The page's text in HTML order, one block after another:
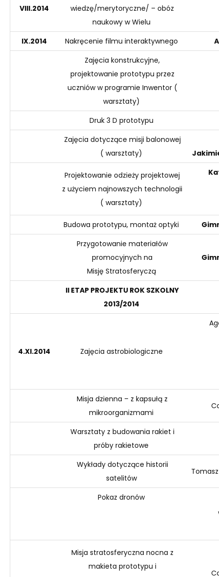
VIII.2014
wiedzę/merytoryczne/ – obóz
naukowy w Wielu
IX.2014 Nakręcenie filmu interaktywnego
Zajęcia konstrukcyjne,
projektowanie prototypu przez
uczniów w programie Inwentor(
warsztaty)
Druk 3 D prototypu
Zajęcia dotyczące misji balonowej
( warsztaty)
Projektowanie odzieży projektowej
z użyciem najnowszych technologii
( warsztaty)
Budowa prototypu, montaż optyki
Przygotowanie materiałów
promocyjnych na
Misję Stratosferyczą
II ETAP PROJEKTU ROK SZKOLNY
2013/2014
4.XI.2014 Zajęcia astrobiologiczne
Misja dzienna – z kapsułą z
mikroorganizmami
Warsztaty z budowania rakiet i
próby rakietowe
Wykłady dotyczące historii
satelitów
Pokaz dronów
Misja stratosferyczna nocna z
makieta prototypu i